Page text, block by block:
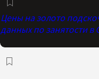
Цены на золото
данных по занятости